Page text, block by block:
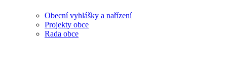
Obecní vyhlášky a nařízení
Projekty obce
Rada obce